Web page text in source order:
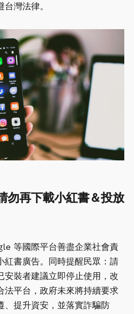
灣法律。
勿再下載小紅書＆投放
等國際平台善盡企業社會責
紅書廣告。同時提醒民眾：請
安裝者建議立即停止使用，改
法平台，政府未來將持續要求
、提升資安，並落實詐騙防